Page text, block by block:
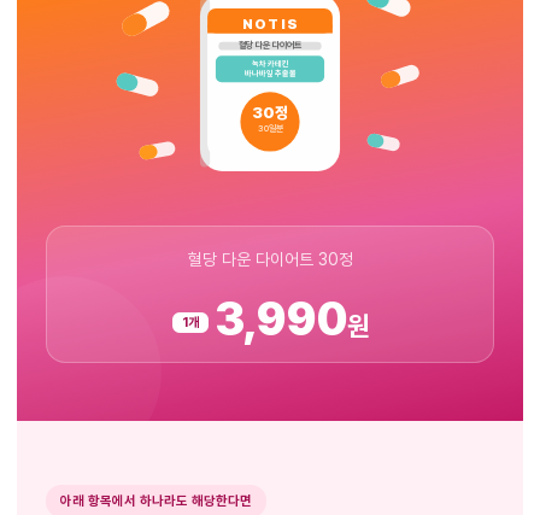
NOTIS
혈당 다운 다이어트
녹차 카테킨
바나바잎 추출물
30정
30일분
혈당 다운 다이어트 30정
1개 3,990원
아래 항목에서 하나라도 해당한다면